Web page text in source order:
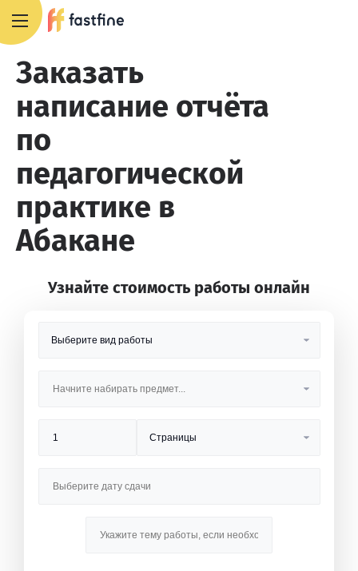
Заказать
написание отчёта
по
педагогической
практике в
Абакане
Узнайте стоимость работы онлайн